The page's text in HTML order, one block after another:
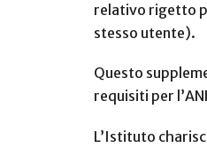
relativo rigetto
stesso utente).
Questo
requisiti per
L’Istituto